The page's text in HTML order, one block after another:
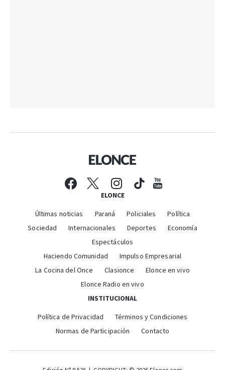
ELONCE
Últimas noticias Paraná Policiales
Política
Sociedad
Internacionales Deportes
Economía
Espectáculos
Haciendo Comunidad
Impulso Empresarial
La Cocina del Once
Clasionce
Elonce en vivo
Elonce Radio en vivo
INSTITUCIONAL
Política de Privacidad
Términos y Condiciones
Normas de Participación
Contacto